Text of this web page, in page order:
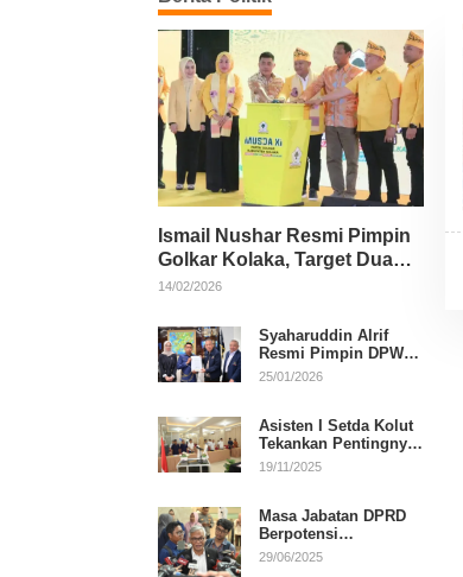
Ismail Nushar Resmi Pimpin
Golkar Kolaka, Target Dua
Kursi per Dapil
14/02/2026
Syaharuddin Alrif
Resmi Pimpin DPW
NasDem Sulsel
25/01/2026
Asisten I Setda Kolut
Tekankan Pentingnya
Pendidikan Politik
19/11/2025
Masa Jabatan DPRD
Berpotensi
Diperpanjang, Aria
29/06/2025